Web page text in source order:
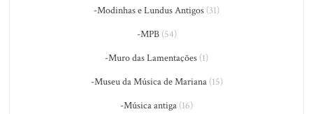
-Modinhas e Lundus Antigos (31)
-MPB(54)
-Muro das Lamentações (1)
-Museu da Música de Mariana(15)
-Música antiga (16)